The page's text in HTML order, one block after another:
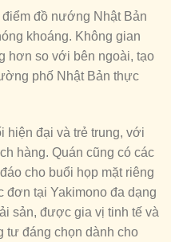
đồ nướng Nhật Bản
khoáng. Không gian
hơn so với bên ngoài, tạo
phố Nhật Bản thực
hiện đại và trẻ trung, với
hàng. Quán cũng có các
cho buổi họp mặt riêng
đơn tại Yakimono đa dạng
sản, được gia vị tinh tế và
tư đáng chọn dành cho